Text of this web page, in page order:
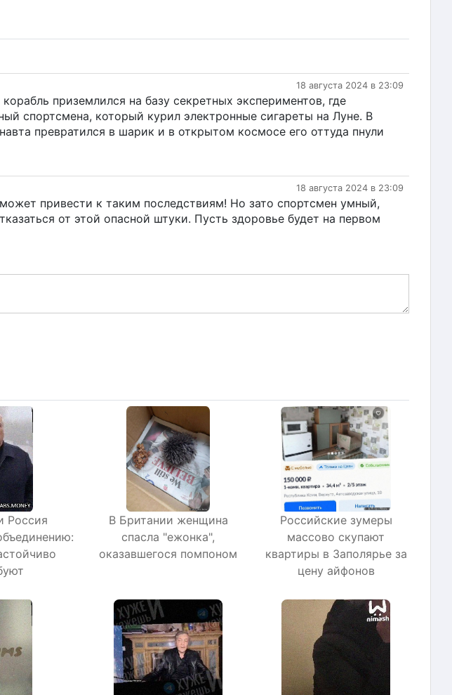
18 августа 2024 в 23:09
приземлился на базу секретных экспериментов, где
спортсмена, который курил электронные сигареты на Луне. В
превратился в шарик и в открытом космосе его оттуда пнули
18 августа 2024 в 23:09
привести к таким последствиям! Но зато спортсмен умный,
от этой опасной штуки. Пусть здоровье будет на первом
Россия
В Британии женщина
спасла "ежонка",
оказавшегося помпоном
Российские зумеры
массово скупают
квартиры в Заполярье за
цену айфонов